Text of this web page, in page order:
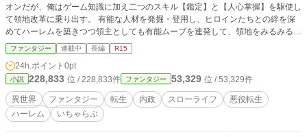
オンだが、俺はゲーム知識に加え二つのスキル【鑑定】と【人心掌握】を駆使し
て領地改革に乗り出す。 有能な人材を発掘・登用し、ヒロインたちとの絆を深
めてハーレムを築きつつ領主としても有能ムーブを連発して、領地をみるみる発
展させていく。 前世ではロクな思い出がない俺だけど、これからは全てが報わ
れる勝ち組人生が待っている――。
ファンタジー 連載中 長編 R15
24h.ポイント 0pt
小説 228,833 位 / 228,833件 ファンタジー 53,329 位 / 53,329件
異世界 ファンタジー 転生 内政 スローライフ
悪役転生
ハーレム
いちゃらぶ